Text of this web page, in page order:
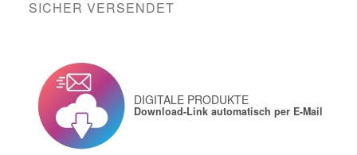
SICHER VERSENDET
DIGITALE PRODUKTE
Download-Link automatisch per E-Mail